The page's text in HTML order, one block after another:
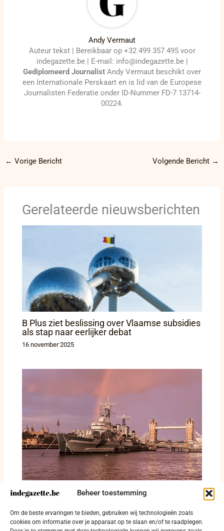
Beheer toestemming
Om de beste ervaringen te bieden, gebruiken wij technologieën zoals
cookies om informatie over je apparaat op te slaan en/of te raadplegen.
Andy Vermaut
Auteur tekst | Bereikbaar op +32 499 357 495 voor
indegazette.be | E-mail: info@indegazette.be |
Gediplomeerd Journalist Andy Vermaut beschikt over
een Internationale Perskaart en is lid van de Europese
Journalisten Federatie onder ID-Nummer FD-7 13714-
00224.
← Vorige Bericht Volgende Bericht →
Gerelateerde nieuwsberichten
B Plus ziet beslissing over Vlaamse subsidies
als stap naar eerlijker debat
16 november 2025
Tips4Trips: Belfast in drie dagen: van
vredsmuren tot Titanic, met pubmuziek als
leidraad (met wedstrijd)